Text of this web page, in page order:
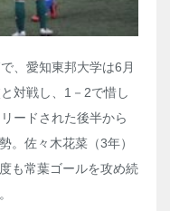
、愛知東邦大学は6月
対戦し、1－2で惜し
ードされた後半から
。佐々木花菜（3年）
も常葉ゴールを攻め続